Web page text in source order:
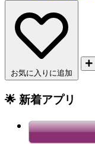
お気に入りに追加
🌟 新着アプリ